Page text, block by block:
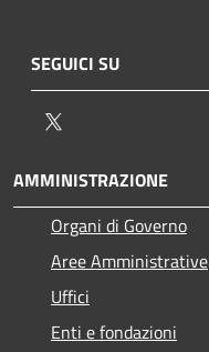
SEGUICI SU
AMMINISTRAZIONE
Organi di Governo
Aree Amministrative
Uffici
Enti e fondazioni